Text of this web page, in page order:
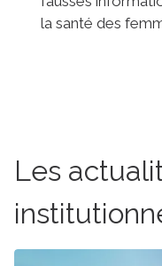
la santé des
Les